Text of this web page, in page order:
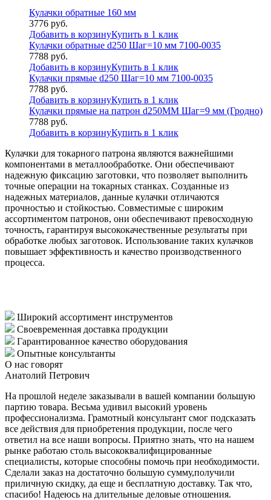
Кулачки обратные 160 мм
3776 руб.
Добавить в корзинуКупить в 1 клик
Кулачки обратные d250 Шаг=10 мм 7100-0035
7788 руб.
Добавить в корзинуКупить в 1 клик
Кулачки прямые d250 Шаг=10 мм 7100-0035
7788 руб.
Добавить в корзинуКупить в 1 клик
Кулачки прямые на патрон d250MM Шаг=9 мм (Гродно)
7788 руб.
Добавить в корзинуКупить в 1 клик
Кулачки для токарного патрона являются важнейшими
компонентами в металлообработке. Они обеспечивают
надежную фиксацию заготовки, что позволяет выполнить
точные операции на токарных станках. Созданные из
надежных материалов, данные кулачки отличаются
прочностью и стойкостью. Совместимые с широким
ассортиментом патронов, они обеспечивают превосходную
точность, гарантируя высококачественные результаты при
обработке любых заготовок. Использование таких кулачков
повышает эффективность и качество производственного
процесса.
Широкий ассортимент инструментов
Своевременная доставка продукции
Гарантированное качество оборудования
Опытные консультанты
О нас говорят
Анатолий Петрович
На прошлой неделе заказывали в вашей компании большую
партию товара. Весьма удивил высокий уровень
профессионализма. Грамотный консультант смог подсказать
все действия для приобретения продукции, после чего
ответил на все наши вопросы. Приятно знать, что на нашем
рынке работаю столь высококвалифицированные
специалисты, которые способны помочь при необходимости.
Сделали заказ на достаточно большую сумму,получили
приличную скидку, да еще и бесплатную доставку. Так что,
спасибо! Надеюсь на длительные деловые отношения.